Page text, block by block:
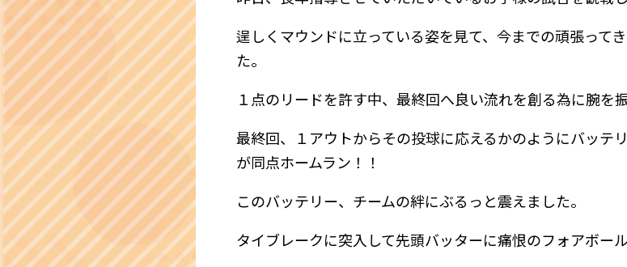
逞しくマウンドに立っている姿を見て、今までの頑張って
た。
１点のリードを許す中、最終回へ良い流れを創る為に腕を
最終回、１アウトからその投球に応えるかのようにバッテ
が同点ホームラン！！
このバッテリー、チームの絆にぶるっと震えました。
タイブレークに突入して先頭バッターに痛恨のフォアボー